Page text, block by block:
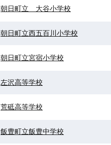
朝日町立 大谷小学校
朝日町立西五百川小学校
朝日町立宮宿小学校
左沢高等学校
荒砥高等学校
飯豊町立飯豊中学校